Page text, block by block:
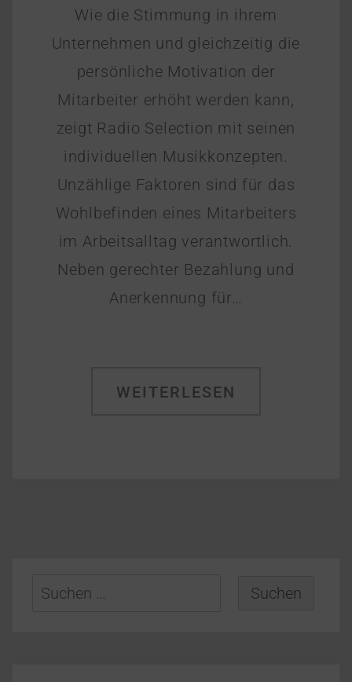
Wie die Stimmung in ihrem
Unternehmen und gleichzeitig die
persönliche Motivation der
Mitarbeiter erhöht werden kann,
zeigt Radio Selection mit seinen
individuellen Musikkonzepten.
Unzählige Faktoren sind für das
Wohlbefinden eines Mitarbeiters
im Arbeitsalltag verantwortlich.
Neben gerechter Bezahlung und
Anerkennung für…
WEITERLESEN
Suchen